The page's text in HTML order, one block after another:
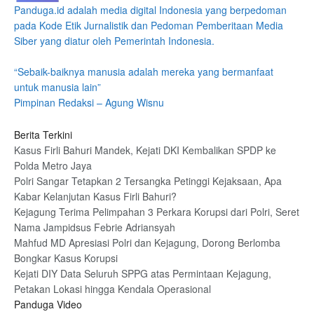
Panduga.id adalah media digital Indonesia yang berpedoman
pada Kode Etik Jurnalistik dan Pedoman Pemberitaan Media
Siber yang diatur oleh Pemerintah Indonesia.
“Sebaik-baiknya manusia adalah mereka yang bermanfaat
untuk manusia lain”
Pimpinan Redaksi – Agung Wisnu
Berita Terkini
Kasus Firli Bahuri Mandek, Kejati DKI Kembalikan SPDP ke
Polda Metro Jaya
Polri Sangar Tetapkan 2 Tersangka Petinggi Kejaksaan, Apa
Kabar Kelanjutan Kasus Firli Bahuri?
Kejagung Terima Pelimpahan 3 Perkara Korupsi dari Polri, Seret
Nama Jampidsus Febrie Adriansyah
Mahfud MD Apresiasi Polri dan Kejagung, Dorong Berlomba
Bongkar Kasus Korupsi
Kejati DIY Data Seluruh SPPG atas Permintaan Kejagung,
Petakan Lokasi hingga Kendala Operasional
Panduga Video